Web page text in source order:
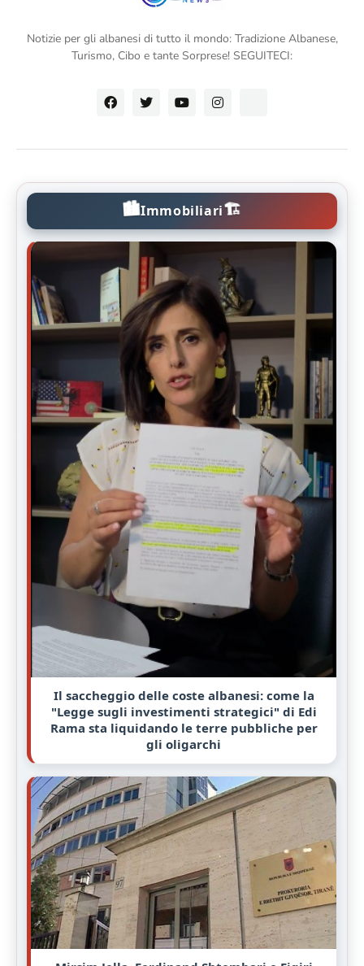
Notizie per gli albanesi di tutto il mondo: Tradizione Albanese,
Turismo, Cibo e tante Sorprese! SEGUITECI:
🏙️Immobiliari🏗️
Il saccheggio delle coste albanesi: come la
"Legge sugli investimenti strategici" di Edi
Rama sta liquidando le terre pubbliche per
gli oligarchi